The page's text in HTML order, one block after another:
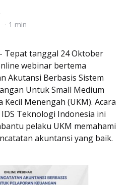
1 min
Tepat tanggal 24 Oktober
webinar bertema
Akutansi Berbasis Sistem
Untuk Small Medium
Menengah (UKM). Acara
Teknologi Indonesia ini
pelaku UKM memahami
akuntansi yang baik.